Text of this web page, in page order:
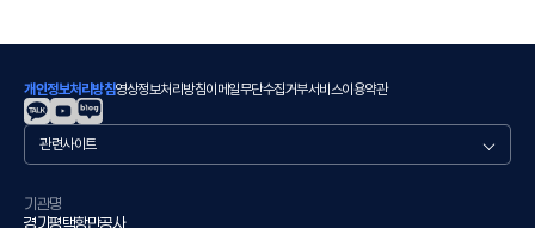
개인정보처리방침영상정보처리방침이메일무단수집거부서비스이용약관
관
련
이
기관명
경기평택항만공사